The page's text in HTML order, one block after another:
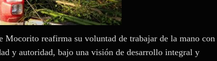
reafirma su voluntad de trabajar de la mano con
y autoridad, bajo una visión de desarrollo integral y